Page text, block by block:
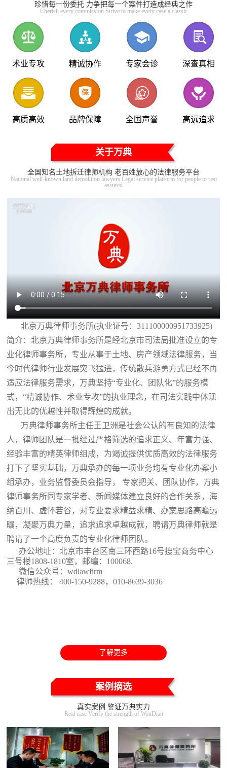
珍惜每一份委托 力争把每一个案件打造成经典之作
Cherish every commission Strive to make every case a classic
术业专攻 精诚协作 专家会诊 深查真相
高质高效 品牌保障 全国声誉 高远追求
关于万典
全国知名土地拆迁律师机构 老百姓放心的法律服务平台
National well-known land demolition lawyers Legal service platform for people to rest
assured
北京万典律师事务所(执业证号：311100000951733925)
简介：北京万典律师事务所是经北京市司法局批准设立的专
业化律师事务所，专业从事于土地、房产领域法律服务，当
今时代律师行业发展突飞猛进，传统散兵游勇方式已经不再
适应法律服务需求，万典坚持“专业化、团队化”的服务模
式，“精诚协作、术业专攻”的执业理念，在司法实践中体现
出无比的优越性并取得辉煌的成就。
万典律师事务所主任王卫洲是社会公认的有良知的法律
人，律师团队是一批经过严格筛选的追求正义、年富力强、
经验丰富的精英律师组成，为竭诚提供优质高效的法律服务
打下了坚实基础，万典承办的每一项业务均有专业化办案小
组承办，业务监督委员会指导， 专家把关、团队协作，万典
律师事务所同专家学者、新闻媒体建立良好的合作关系，海
纳百川、虚怀若谷，对专业要求精益求精、办案思路高瞻远
瞩，凝聚万典力量，追求追求卓越成就，聘请万典律师就是
聘请了一个高度负责的专业化律师团队。
办公地址：北京市丰台区南三环西路16号搜宝商务中心
三号楼1808-1810室 ，邮编：100068.
微信公众号：wdlawfirm
律师热线： 400-150-9288，010-8639-3036
了解更多
案例摘选
真实案例 鉴证万典实力
Real case Verify the strength of WanDian